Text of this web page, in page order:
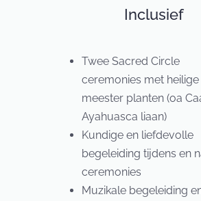
Inclusief
Twee Sacred Circle
ceremonies met heilige
meester planten (oa
Ayahuasca liaan)
Kundige en liefdevolle
begeleiding tijdens en
ceremonies
Muzikale begeleiding